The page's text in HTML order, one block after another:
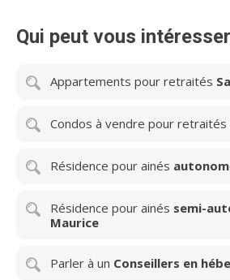
Qui peut vous intéresser
Appartements pour retraités
Condos à vendre pour retraités
Résidence pour ainés
Résidence pour ainés semi-
Maurice
Parler à un Conseillers en